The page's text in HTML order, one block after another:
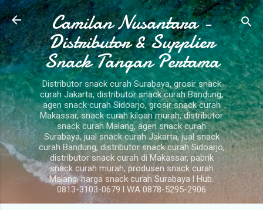
Langsung ke konten utama
Camilan Nusantara -
Distributor & Supplier
Snack Tangan Pertama
Distributor snack curah Surabaya, grosir snack
curah Jakarta, distributor snack curah Bandung,
agen snack curah Sidoarjo, grosir snack curah
Makassar, snack curah kiloan murah, distributor
snack curah Malang, agen snack curah
Surabaya, jual snack curah Jakarta, jual snack
curah Bandung, distributor snack curah Sidoarjo,
distributor snack curah di Makassar, pabrik
snack curah murah, produsen snack curah
Malang, harga snack curah Surabaya l Hub.
0813-3103-0679 l WA 0878-5295-2906